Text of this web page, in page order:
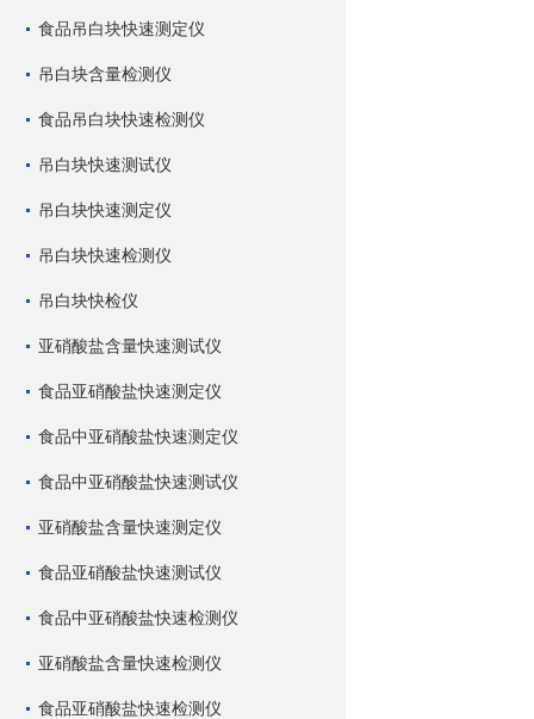
食品吊白块快速测定仪
吊白块含量检测仪
食品吊白块快速检测仪
吊白块快速测试仪
吊白块快速测定仪
吊白块快速检测仪
吊白块快检仪
亚硝酸盐含量快速测试仪
食品亚硝酸盐快速测定仪
食品中亚硝酸盐快速测定仪
食品中亚硝酸盐快速测试仪
亚硝酸盐含量快速测定仪
食品亚硝酸盐快速测试仪
食品中亚硝酸盐快速检测仪
亚硝酸盐含量快速检测仪
食品亚硝酸盐快速检测仪